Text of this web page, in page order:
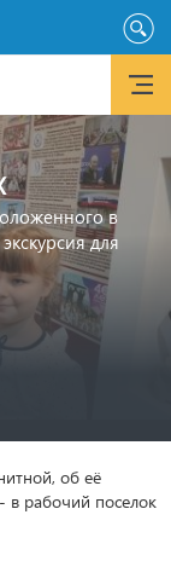
в
для
об её
в рабочий поселок